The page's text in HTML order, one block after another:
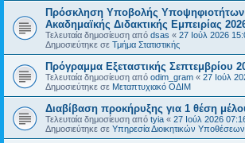
Πρόσκληση Υποβολής
Ακαδημαϊκής Διδακτικής Εμπειρίας
Τελευταία δημοσίευση από dsas « 27 Ιούλ 2026
Δημοσιεύτηκε σε Τμήμα Στατιστικής
Πρόγραμμα Εξεταστικής Σεπτεμβρίου
Τελευταία δημοσίευση από odim_gram « 27 Ιούλ
Δημοσιεύτηκε σε Μεταπτυχιακό ΟΔΙΜ
Διαβίβαση προκήρυξης για 1 θέση
Τελευταία δημοσίευση από tyia « 27 Ιούλ 2026
Δημοσιεύτηκε σε Υπηρεσία Διοικητικών Υποθέσεων